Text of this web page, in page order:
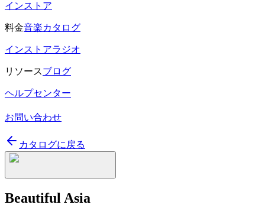
インストア
料金音楽カタログ
インストアラジオ
リソースブログ
ヘルプセンター
お問い合わせ
カタログに戻る
Beautiful Asia